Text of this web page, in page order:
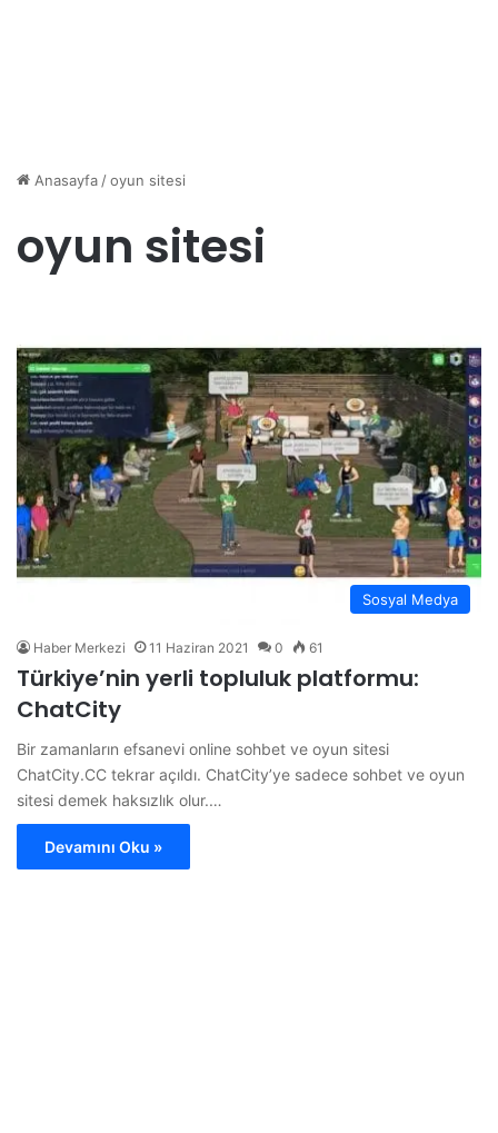
Anasayfa/oyun sitesi
oyun sitesi
Sosyal Medya
Haber Merkezi 11 Haziran 2021 0 61
Türkiye’nin yerli topluluk platformu:
ChatCity
Bir zamanların efsanevi online sohbet ve oyun sitesi
ChatCity.CC tekrar açıldı. ChatCity’ye sadece sohbet ve oyun
sitesi demek haksızlık olur.…
Devamını Oku »